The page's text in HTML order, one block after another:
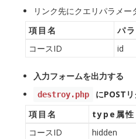
リンク先にクエリパラメー
項目名
パ
コースID
id
入力フォームを出力する
destroy.php
にPOST
項目名
type属性
コースID
hidden